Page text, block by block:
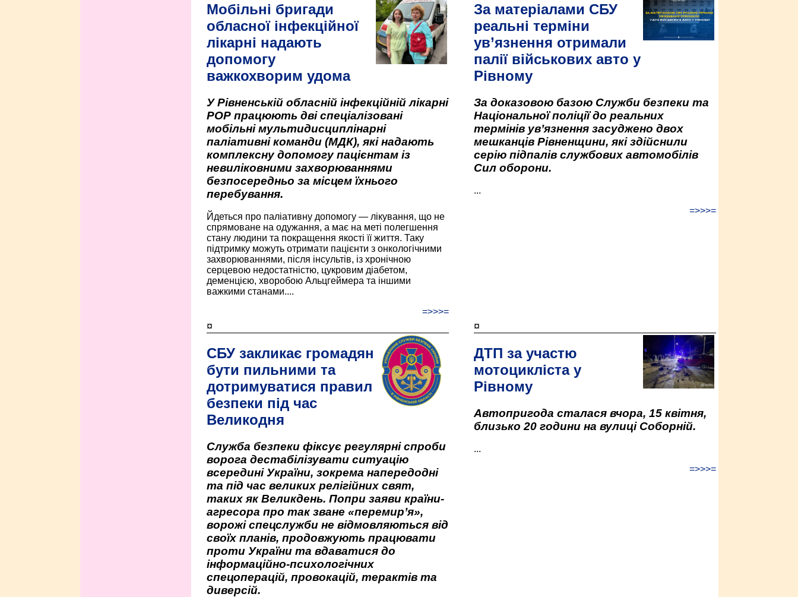
Мобільні бригади
обласної інфекційної
лікарні надають
допомогу
важкохворим удома
У Рівненській обласній інфекційній лікарні
РОР працюють дві спеціалізовані
мобільні мультидисциплінарні
паліативні команди (МДК), які надають
комплексну допомогу пацієнтам із
невиліковними захворюваннями
безпосередньо за місцем їхнього
перебування.
Йдеться про паліативну допомогу — лікування, що не
спрямоване на одужання, а має на меті полегшення
стану людини та покращення якості її життя. Таку
підтримку можуть отримати пацієнти з онкологічними
захворюваннями, після інсультів, із хронічною
серцевою недостатністю, цукровим діабетом,
деменцією, хворобою Альцгеймера та іншими
важкими станами....
=>>>=
За матеріалами СБУ
реальні терміни
ув’язнення отримали
палії військових авто у
Рівному
За доказовою базою Служби безпеки та
Національної поліції до реальних
термінів ув’язнення засуджено двох
мешканців Рівненщини, які здійснили
серію підпалів службових автомобілів
Сил оборони.
...
=>>>=
¤
СБУ закликає громадян
бути пильними та
дотримуватися правил
безпеки під час
Великодня
Служба безпеки фіксує регулярні спроби
ворога дестабілізувати ситуацію
всередині України, зокрема напередодні
та під час великих релігійних свят,
таких як Великдень. Попри заяви країни-
агресора про так зване «перемир’я»,
ворожі спецслужби не відмовляються від
своїх планів, продовжують працювати
проти України та вдаватися до
інформаційно-психологічних
спецоперацій, провокацій, терактів та
диверсій.
¤
ДТП за участю
мотоцикліста у
Рівному
Автопригода сталася вчора, 15 квітня,
близько 20 години на вулиці Соборній.
...
=>>>=